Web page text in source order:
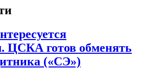
ЦСКА готов обменять
(«СЭ»)